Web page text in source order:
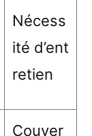
Nécess
ité d’ent
retien
Couver